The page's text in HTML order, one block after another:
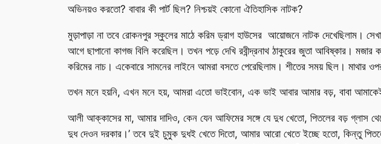
অভিনয়ও করতো? বাবার কী পার্ট ছিল? নিশ্চয়ই কোনো ঐতিহাসিক নাটক?
মুড়াপাড়া না তবে রোকনপুর স্কুলের মাঠে করিম ড্রাগ হাউসের আয়োজনে নাটক দেখেছিলাম।
আগে ছাপানো কাগজ বিলি করেছিল। তখন পড়ে দেখি রবীন্দ্রনাথ ঠাকুরের জুতা আবিষ্কার।
করিমের নাচ। একেবারে সামনের লাইনে আমরা বসতে পেরেছিলাম। শীতের সময় ছিল। মাথার
তখন মনে হয়নি, এখন মনে হয়, আমরা এতো ভাইবোন, এক ভাই আবার আমার বড়, বাবা আমাকেই
আলী আক্কাসের মা, আমার দাদিও, কেন যেন আফিমের সঙ্গে যে দুধ খেতো, পিতলের বড়
দুধ দেওন দরকার।’ তবে দুই চুমুক দুধই খেতে দিতো, আমার আরো খেতে ইচ্ছে হতো, কিন্তু